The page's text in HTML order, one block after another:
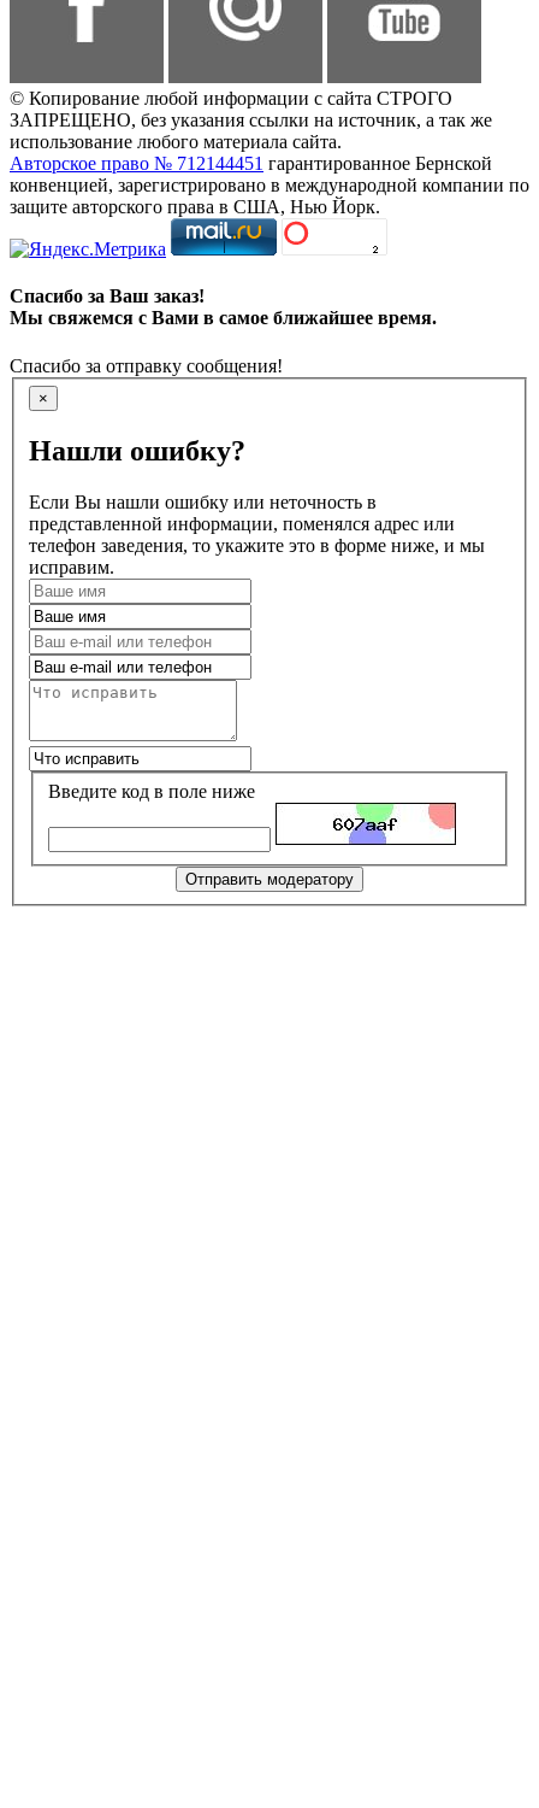
© Копирование любой информации с сайта СТРОГО
ЗАПРЕЩЕНО, без указания ссылки на источник, а так же
использование любого материала сайта.
Авторское право № 712144451 гарантированное Бернской
конвенцией, зарегистрировано в международной компании по
защите авторского права в США, Нью Йорк.
Спасибо за Ваш заказ!
Мы свяжемся с Вами в самое ближайшее время.
Спасибо за отправку сообщения!
×
Нашли ошибку?
Если Вы нашли ошибку или неточность в
представленной информации, поменялся адрес или
телефон заведения, то укажите это в форме ниже, и мы
исправим.
Введите код в поле ниже
Отправить модератору